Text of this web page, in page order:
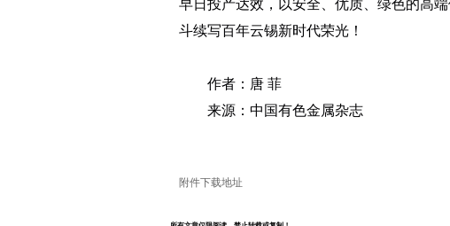
早日投产达效，以安全、优质、绿色的高
斗续写百年云锡新时代荣光！
作者：唐 菲
来源： 中国有色金属杂志
附件下载地址